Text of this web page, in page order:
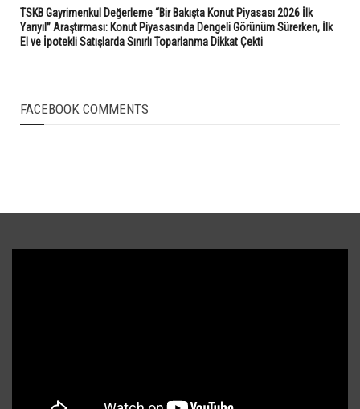
TSKB Gayrimenkul Değerleme “Bir Bakışta Konut Piyasası 2026 İlk
Yarıyıl” Araştırması: Konut Piyasasında Dengeli Görünüm Sürerken, İlk
El ve İpotekli Satışlarda Sınırlı Toparlanma Dikkat Çekti
FACEBOOK COMMENTS